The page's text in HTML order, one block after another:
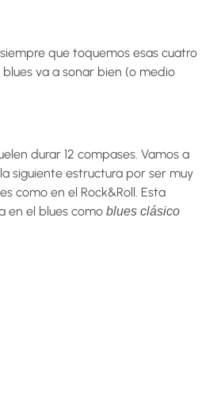
que toquemos esas cuatro
va a sonar bien (o medio
durar 12 compases. Vamos a
siguiente estructura por ser muy
como en el Rock&Roll. Esta
en el blues como blues clásico